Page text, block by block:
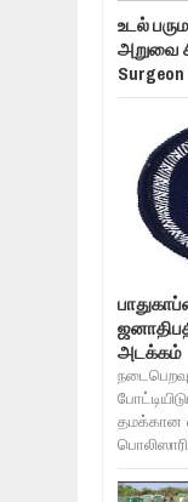
உடல்
அறுவை
Surgeon
அடக்கம்
தமக்கான